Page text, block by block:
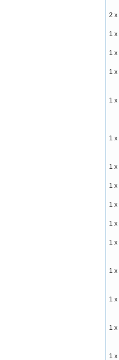
2 x
1 x
1 x
1 x
1 x
1 x
1 x
1 x
1 x
1 x
1 x
1 x
1 x
1 x
1 x